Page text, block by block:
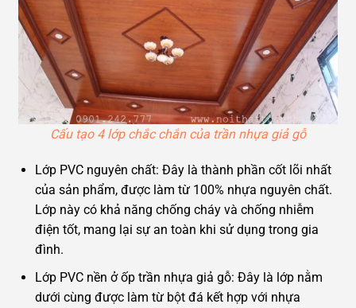
Cấu tạo 4 lớp chắc chắn của trần nhựa giả gỗ
Lớp PVC nguyên chất: Đây là thành phần cốt lõi nhất
của sản phẩm, được làm từ 100% nhựa nguyên chất.
Lớp này có khả năng chống cháy và chống nhiễm
điện tốt, mang lại sự an toàn khi sử dụng trong gia
đình.
Lớp PVC nền ở ốp trần nhựa giả gỗ: Đây là lớp nằm
dưới cùng được làm từ bột đá kết hợp với nhựa